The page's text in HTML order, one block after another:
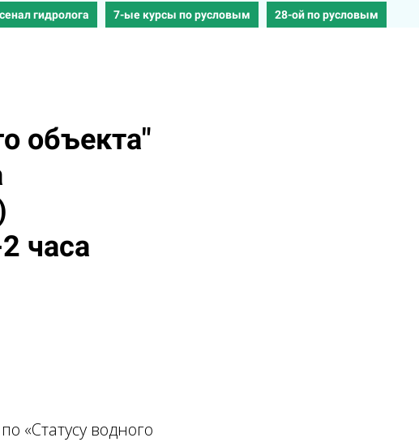
гидролога 7-ые курсы по русловым 28-ой по русловым
объекта"
часа
«Статусу водного